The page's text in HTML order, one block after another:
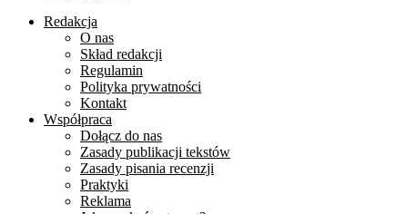
Redakcja
O nas
Skład redakcji
Regulamin
Polityka prywatności
Kontakt
Współpraca
Dołącz do nas
Zasady publikacji tekstów
Zasady pisania recenzji
Praktyki
Reklama